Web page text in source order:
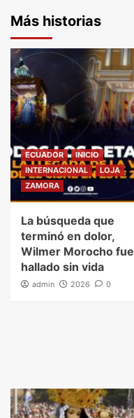
Más historias
ECUADOR
INICIO
INTERNACIONAL
LOJA
ZAMORA
La búsqueda que
terminó en dolor,
Wilmer Morocho fue
hallado sin vida
admin 2026 0